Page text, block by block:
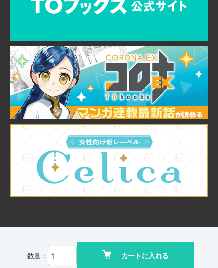
数量： カートに入れる